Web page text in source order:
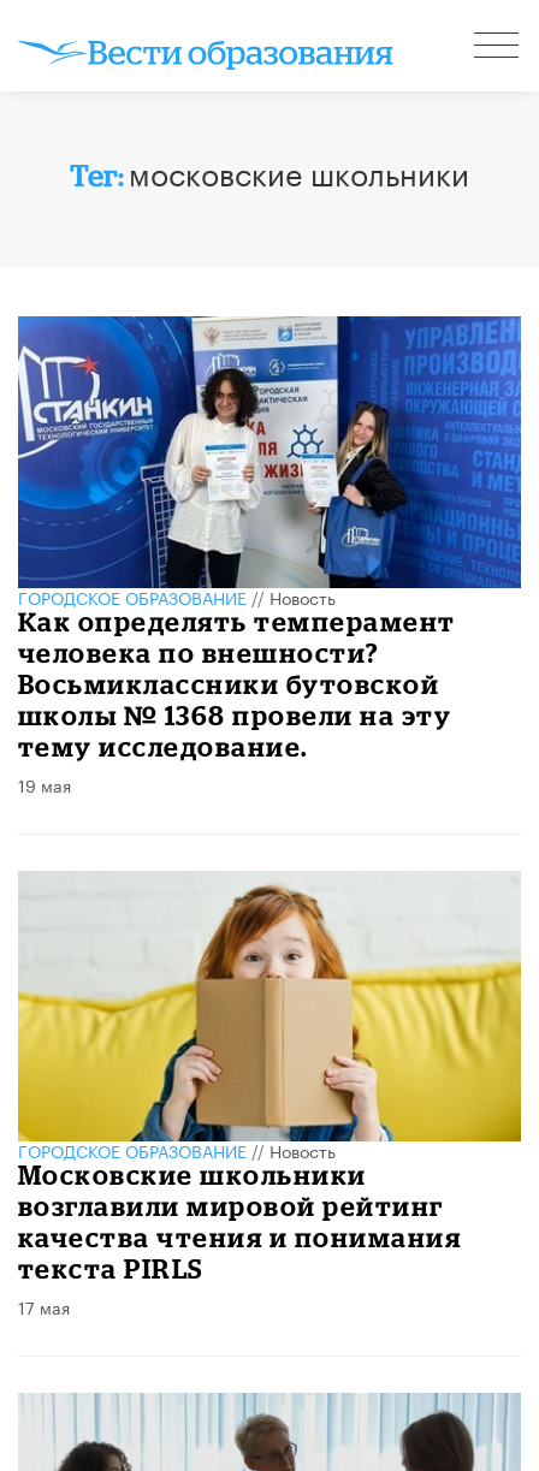
Тег: московские школьники
ГОРОДСКОЕ ОБРАЗОВАНИЕ//Новость
Как определять темперамент
человека по внешности?
Восьмиклассники бутовской
школы № 1368 провели на эту
тему исследование.
19 мая
ГОРОДСКОЕ ОБРАЗОВАНИЕ//Новость
Московские школьники
возглавили мировой рейтинг
качества чтения и понимания
текста PIRLS
17 мая